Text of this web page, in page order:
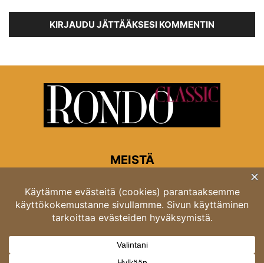
KIRJAUDU JÄTTÄÄKSESI KOMMENTIN
MEISTÄ
Rondon toimitus
Opastinsilta 6A 00520 Helsinki
Asiakaspalvelu: puh. 03 4246 5318
asiakaspalvelu@rondo.fi
Ota meihin yhteyttä:toimitus@rondo.fi